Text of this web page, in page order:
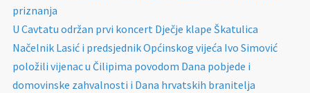
priznanja
U Cavtatu održan prvi koncert Dječje klape Škatulica
Načelnik Lasić i predsjednik Općinskog vijeća Ivo Simović
položili vijenac u Čilipima povodom Dana pobjede i
domovinske zahvalnosti i Dana hrvatskih branitelja